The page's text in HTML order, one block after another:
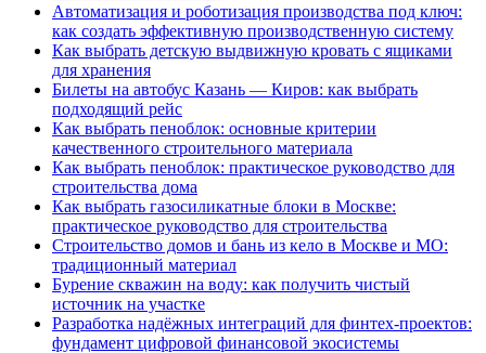
Автоматизация и роботизация производства под ключ:
как создать эффективную производственную систему
Как выбрать детскую выдвижную кровать с ящиками
для хранения
Билеты на автобус Казань — Киров: как выбрать
подходящий рейс
Как выбрать пеноблок: основные критерии
качественного строительного материала
Как выбрать пеноблок: практическое руководство для
строительства дома
Как выбрать газосиликатные блоки в Москве:
практическое руководство для строительства
Строительство домов и бань из кело в Москве и МО:
традиционный материал
Бурение скважин на воду: как получить чистый
источник на участке
Разработка надёжных интеграций для финтех-проектов:
фундамент цифровой финансовой экосистемы